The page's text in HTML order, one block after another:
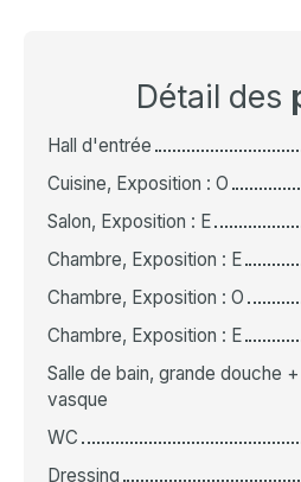
Détail des
Hall d'entrée
Cuisine, Exposition : O
Salon, Exposition : E
Chambre, Exposition : E
Chambre, Exposition : O
Chambre, Exposition : E
Salle de bain, grande douche
vasque
WC
Dressing